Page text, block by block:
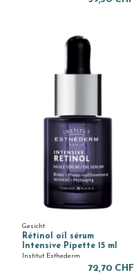
Gesicht
Rétinol oil sérum
Intensive Pipette 15 ml
Institut Esthederm
72,70 CHF